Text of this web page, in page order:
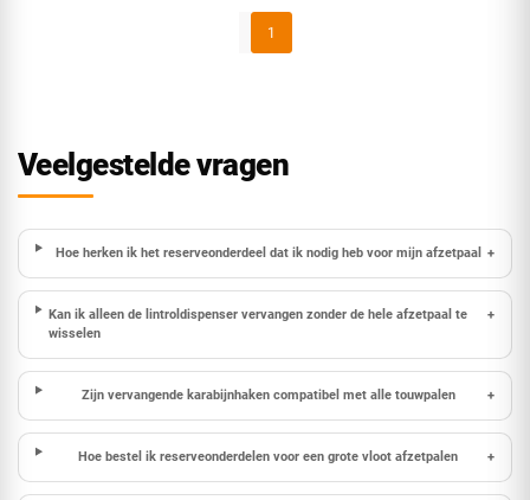
1
Veelgestelde vragen
Hoe herken ik het reserveonderdeel dat ik nodig heb voor mijn afzetpaal +
Kan ik alleen de lintroldispenser vervangen zonder de hele afzetpaal te
wisselen
+
Zijn vervangende karabijnhaken compatibel met alle touwpalen +
Hoe bestel ik reserveonderdelen voor een grote vloot afzetpalen +